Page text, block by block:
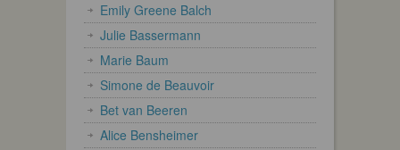
Emily Greene Balch
Julie Bassermann
Marie Baum
Simone de Beauvoir
Bet van Beeren
Alice Bensheimer